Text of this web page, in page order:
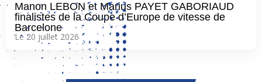
Manon LEBON et Marius PAYET GABORIAUD
finalistes de la Coupe d’Europe de vitesse de
Barcelone
Le 20 juillet 2026